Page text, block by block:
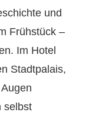
und
Frühstück –
Im Hotel
Stadtpalais,
selbst